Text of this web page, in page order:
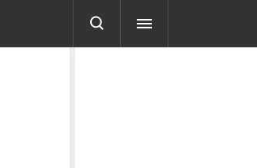
ТЕСТЫ